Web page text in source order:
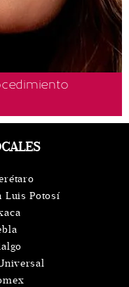
Luis Potosí